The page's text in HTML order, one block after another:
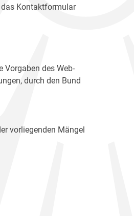
das Kontaktformular
Vorgaben des Web-
durch den Bund
vorliegenden Mängel